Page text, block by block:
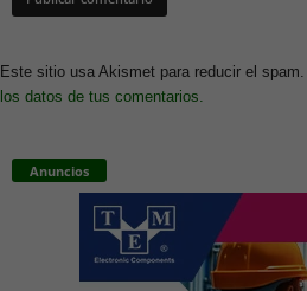
Este sitio usa Akismet para reducir el spam.
los datos de tus comentarios.
Anuncios